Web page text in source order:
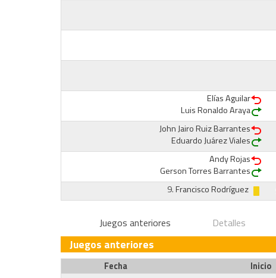
Elías Aguilar
Luis Ronaldo Araya
John Jairo Ruiz Barrantes
Eduardo Juárez Viales
Andy Rojas
Gerson Torres Barrantes
9.Francisco Rodríguez
Juegos anteriores Detalles
Juegos anteriores
Fecha Inicio